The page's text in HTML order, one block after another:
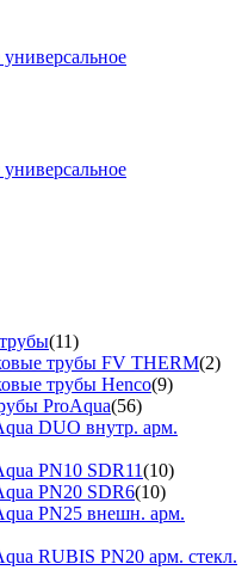
(11)
трубы FV THERM(2)
трубы Henco(9)
ProAqua(56)
DUO внутр. арм.
PN10 SDR11(10)
PN20 SDR6(10)
PN25 внешн. арм.
RUBIS PN20 арм. стекл.